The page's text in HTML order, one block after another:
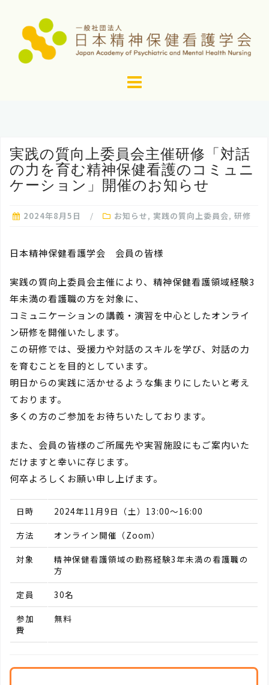
実践の質向上委員会主催研修「対話
の力を育む精神保健看護のコミュニ
ケーション」開催のお知らせ
2024年8月5日 お知らせ, 実践の質向上委員会, 研修
日本精神保健看護学会 会員の皆様
実践の質向上委員会主催により、精神保健看護領域経験3
年未満の看護職の方を対象に、
コミュニケーションの講義・演習を中心としたオンライ
ン研修を開催いたします。
この研修では、受援力や対話のスキルを学び、対話の力
を育むことを目的としています。
明日からの実践に活かせるような集まりにしたいと考え
ております。
多くの方のご参加をお待ちいたしております。
また、会員の皆様のご所属先や実習施設にもご案内いた
だけますと幸いに存じます。
何卒よろしくお願い申し上げます。
日時
2024年11月9日（土）13:00～16:00
方法
オンライン開催（Zoom）
対象
精神保健看護領域の勤務経験3年未満の看護職の
方
定員
30名
参加
費
無料